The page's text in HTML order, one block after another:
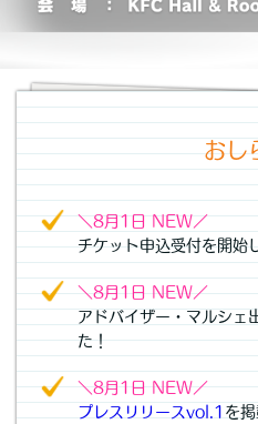
おし
＼8月1日 NEW／
チケット申込受付を開始
＼8月1日 NEW／
アドバイザー・マルシェ
た！
＼8月1日 NEW／
プレスリリースvol.1 を